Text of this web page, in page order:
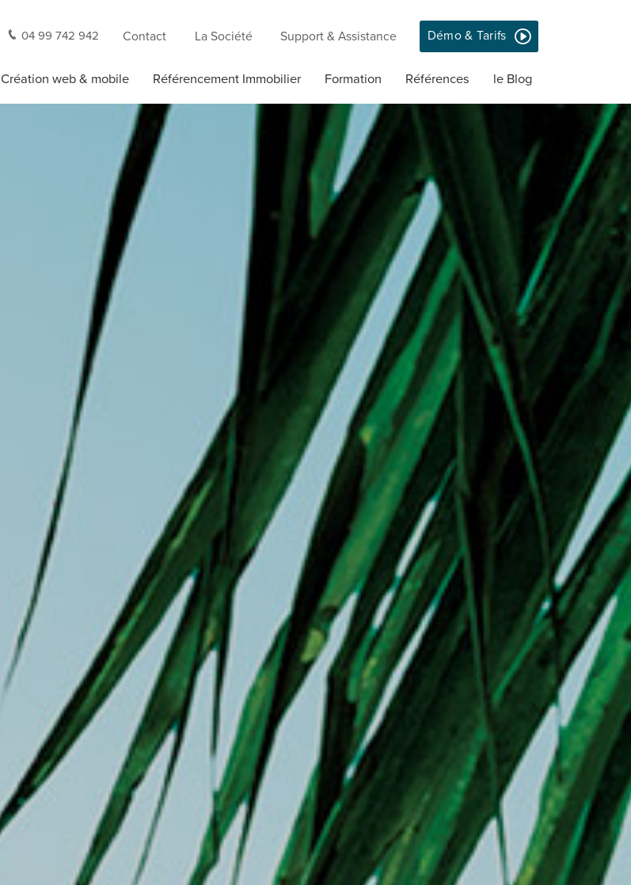
04 99 742 942 Contact La Société Support & Assistance Démo & Tarifs
Création web & mobile Référencement Immobilier Formation Références le Blog